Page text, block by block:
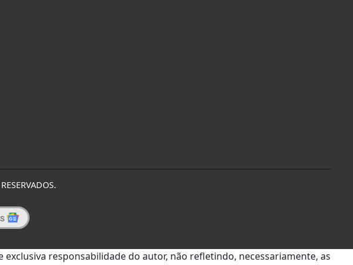
responsabilidade do autor, não refletindo, necessariamente, as